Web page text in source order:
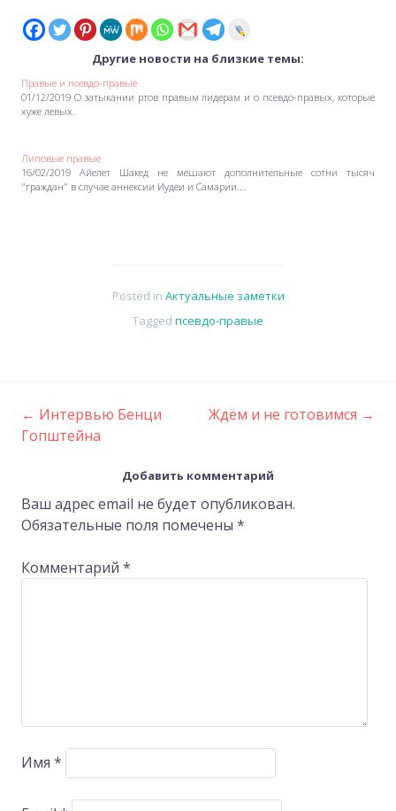
Другие новости на близкие темы:
Правые и псевдо-правые
01/12/2019 О затыкании ртов правым лидерам и о псевдо-правых, которые
хуже левых.
Липовые правые
16/02/2019 Айелет Шакед не мешают дополнительные сотни тысяч
"граждан" в случае аннексии Иудеи и Самарии.…
Posted in Актуальные заметки
Tagged псевдо-правые
Post
navigation
← Интервью Бенци
Гопштейна
Ждём и не готовимся →
Добавить комментарий
Ваш адрес email не будет опубликован.
Обязательные поля помечены *
Комментарий *
Имя *